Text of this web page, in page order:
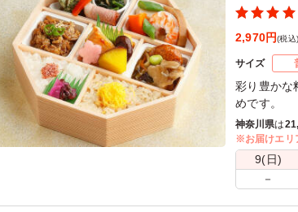
2,970円(税込)
サイズ
彩り豊かな
めです。
※一部内容
神奈川県は
※お届けエリ
9(日)
－